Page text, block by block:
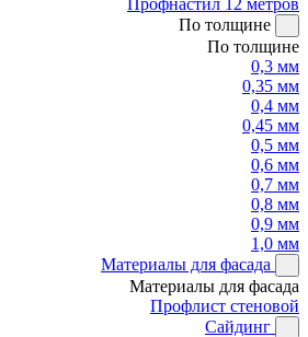
Профнастил 12 метров
По толщине
По толщине
0,3 мм
0,35 мм
0,4 мм
0,45 мм
0,5 мм
0,6 мм
0,7 мм
0,8 мм
0,9 мм
1,0 мм
Материалы для фасада
Материалы для фасада
Профлист стеновой
Сайдинг